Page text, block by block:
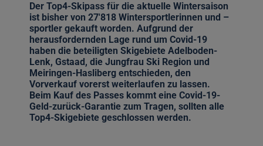
Der Top4-Skipass für die aktuelle Wintersaison
ist bisher von 27'818 Wintersportlerinnen und –
sportler gekauft worden. Aufgrund der
herausfordernden Lage rund um Covid-19
haben die beteiligten Skigebiete Adelboden-
Lenk, Gstaad, die Jungfrau Ski Region und
Meiringen-Hasliberg entschieden, den
Vorverkauf vorerst weiterlaufen zu lassen.
Beim Kauf des Passes kommt eine Covid-19-
Geld-zurück-Garantie zum Tragen, sollten alle
Top4-Skigebiete geschlossen werden.